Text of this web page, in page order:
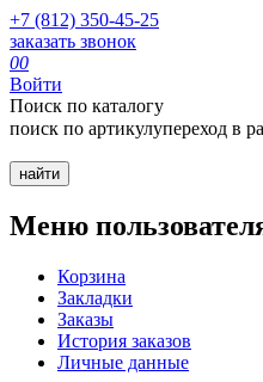
+7 (812) 350-45-25
заказать звонок
00
Войти
Поиск по каталогу
поиск по артикулупереход в
Меню
Корзина
Закладки
Заказы
История заказов
Личные данные